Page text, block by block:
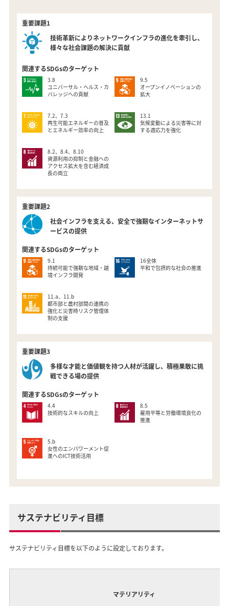
重要課題1
技術革新によりネットワークインフラの進化を牽引し、
様々な社会課題の解決に貢献
関連するSDGsのターゲット
3.8
ユニバーサル・ヘルス・カ
バレッジへの貢献
7.2、7.3
再生可能エネルギーの普及
とエネルギー効率の向上
8.2、8.4、8.10
資源利用の抑制と金融への
アクセス拡大を含む経済成
長の両立
9.5
オープンイノベーションの
拡大
13.1
気候変動による災害等に対
する適応力を強化
重要課題2
社会インフラを支える、 安全で強靭なインターネットサ
ービスの提供
関連するSDGsのターゲット
9.1
持続可能で強靭な地域・越
境インフラ開発
11.a、11.b
都市部と農村部間の連携の
強化と災害時リスク管理体
制の支援
16全体
平和で包摂的な社会の推進
重要課題3
多様な才能と価値観を持つ人材が活躍し、 積極果敢に挑
戦できる場の提供
関連するSDGsのターゲット
4.4
技術的なスキルの向上
5.b
女性のエンパワーメント促
進へのICT技術活用
8.5
雇用平等と労働環境良化の
推進
サステナビリティ目標
サステナビリティ目標を以下のように設定しております。
マテリアリティ